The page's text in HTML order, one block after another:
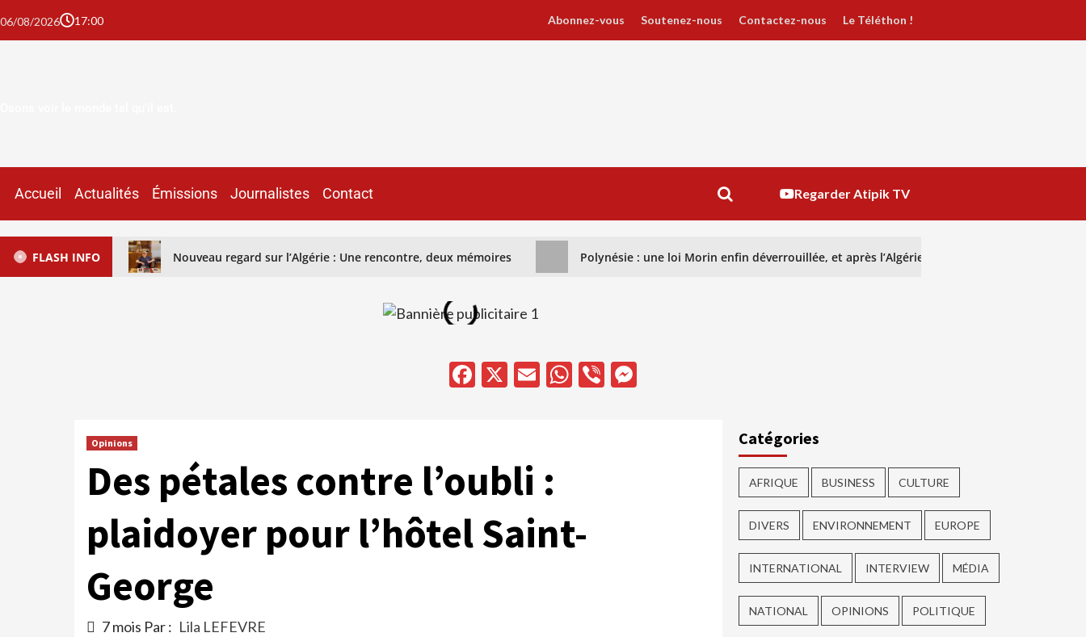
06/08/2026 17:00 Abonnez-vous Soutenez-nous Contactez-nous Le Téléthon !
Accueil Actualités Émissions Journalistes Contact Regarder Atipik TV
FLASH INFO Nouveau regard sur l’Algérie : Une rencontre, deux mémoires Polynésie : une loi Morin enfin déverrouillée, et après l’Algérie ?
Facebook
X EmailWhatsApp
Viber
Opinions
Des pétales contre l’oubli :
plaidoyer pour l’hôtel Saint-
George
7 mois Par : Lila LEFEVRE
Catégories
AFRIQUE BUSINESS CULTURE
DIVERS ENVIRONNEMENT EUROPE
INTERNATIONAL INTERVIEW MÉDIA
NATIONAL OPINIONS POLITIQUE